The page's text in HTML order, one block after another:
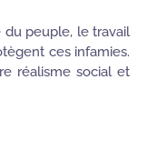
peuple, le travail
ces infamies.
réalisme social et